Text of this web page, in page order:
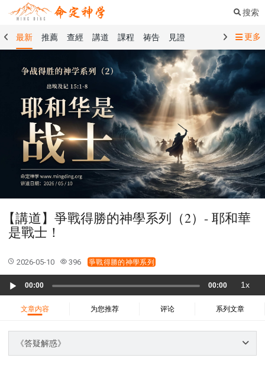
搜索
最新 推薦 查經 講道 課程 祷告
見證
命定神學
留言板
禱告精選
查經精選 講道精選
課程精選
見證精選
101課程 馬太福音
傳道書
洗禮禮文
聖餐禮文 01 創世記
02 出埃及記
03 利未記
04 民數記 05 申命記
06 約書亞記
07 士師記
08 路得記
09 撒母耳記上
10 撒母耳記下
11 列王紀上
12 列王紀下
15 以斯拉記
16 尼希米記 17 以斯帖記
18 約伯記
19 詩篇
20 箴言 21 傳道書
23 以賽亞書
25 耶利米哀歌
27 但以理書
28 何西阿書
29 約珥書
37 哈該書
38 撒迦利亞書
39 瑪拉基書
40 馬太福音
41 馬可福音
42 路加福音
49 以弗所書
52 帖撒羅尼迦前書
53 帖撒羅尼迦後書
更多
【講道】爭戰得勝的神學系列（2）- 耶和華
是戰士！
2026-05-10 396 爭戰得勝的神學系列
Player
00:00 00:00 1x
文章内容 为您推荐 评论 系列文章
《答疑解惑》